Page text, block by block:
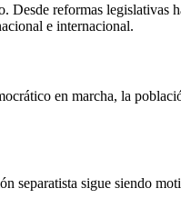
reformas legislativas
e internacional.
en marcha, la
separatista sigue siendo